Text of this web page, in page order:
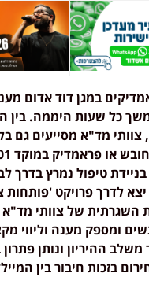
במגן דוד אדום
כל שעות היממה. בין
צוותי מד"א מסייעים גם
טיפול נמרץ בדרך
לדרך פרויקט 'פותחות
השגרתית של צוותי מד"א
ומספק מענה וליווי
ההיריון ונותן
בזכות חיבור בין